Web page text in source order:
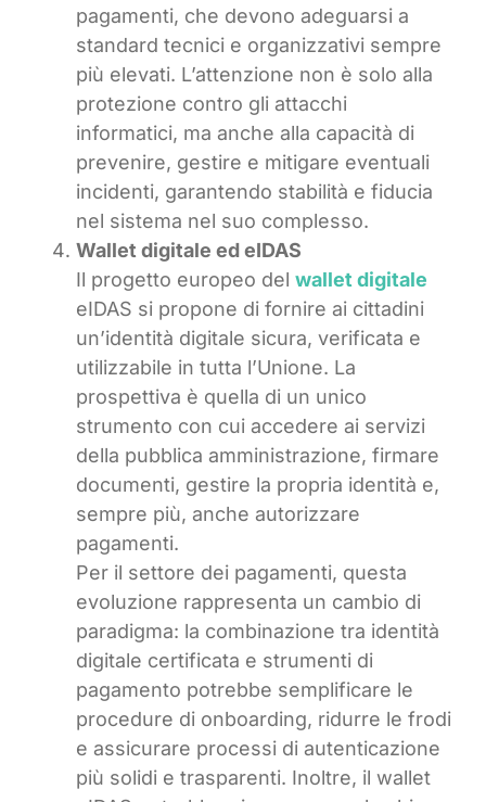
pagamenti, che devono adeguarsi a
standard tecnici e organizzativi sempre
più elevati. L’attenzione non è solo alla
protezione contro gli attacchi
informatici, ma anche alla capacità di
prevenire, gestire e mitigare eventuali
incidenti, garantendo stabilità e fiducia
nel sistema nel suo complesso.
Wallet digitale ed eIDAS
Il progetto europeo del wallet digitale
eIDAS si propone di fornire ai cittadini
un’identità digitale sicura, verificata e
utilizzabile in tutta l’Unione. La
prospettiva è quella di un unico
strumento con cui accedere ai servizi
della pubblica amministrazione, firmare
documenti, gestire la propria identità e,
sempre più, anche autorizzare
pagamenti.
Per il settore dei pagamenti, questa
evoluzione rappresenta un cambio di
paradigma: la combinazione tra identità
digitale certificata e strumenti di
pagamento potrebbe semplificare le
procedure di onboarding, ridurre le frodi
e assicurare processi di autenticazione
più solidi e trasparenti. Inoltre, il wallet